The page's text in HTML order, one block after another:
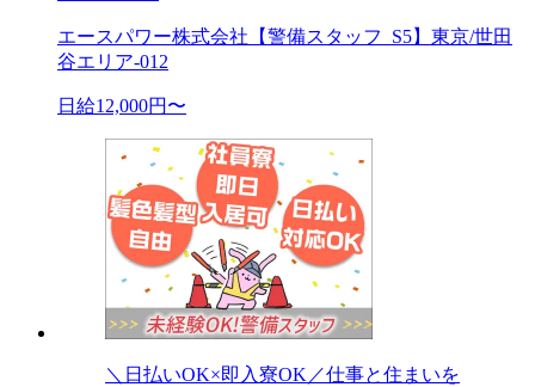
エースパワー株式会社【警備スタッフ_S5】東京/世田
谷エリア-012
日給12,000円〜
＼日払いOK×即入寮OK／仕事と住まいを